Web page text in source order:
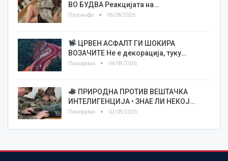
ВО БУДВА Реакцијата на…
Плусинфо 06/08/2026
ЦРВЕН АСФАЛТ ГИ ШОКИРА
ВОЗАЧИТЕ Не е декорација, туку…
Панорама 04/08/2026
ПРИРОДНА ПРОТИВ ВЕШТАЧКА
ИНТЕЛИГЕНЦИЈА • ЗНАЕ ЛИ НЕКОЈ…
Панорама 02/08/2026